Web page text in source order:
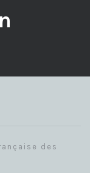
des